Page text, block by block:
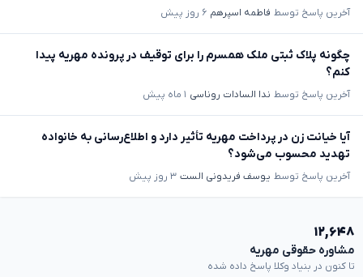
آخرین پاسخ توسط فاطمه اسپرهم ۶ روز پیش
چگونه پلاک ثبتی ملک همسرم را برای توقیف در پرونده مهریه پیدا
کنم؟
آخرین پاسخ توسط ندا السادات روناسی ۱ ماه پیش
آیا خیانت زن در پرداخت مهریه تأثیر دارد و اطلاع‌رسانی به خانواده
تهدید محسوب می‌شود؟
آخرین پاسخ توسط یوسف فریدونی الست ۳ روز پیش
۱۲,۶۴۸
مشاوره حقوقی مهریه
تا کنون در بنیاد وکلا پاسخ داده شده